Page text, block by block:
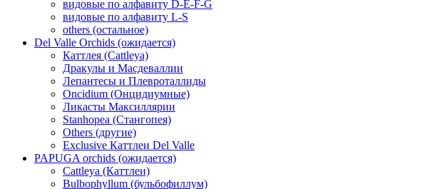
видовые по алфавиту D-E-F-G
видовые по алфавиту L-S
others (остальное)
Del Valle Orchids (ожидается)
Каттлея (Cattleya)
Дракулы и Масдеваллии
Лепантесы и Плевроталлиды
Oncidium (Онцидиумные)
Ликасты Максиллярии
Stanhopea (Стангопея)
Others (другие)
Exclusive Каттлеи Del Valle
PAPUGA orchids (ожидается)
Cattleya (Каттлеи)
Bulbophyllum (бульбофиллум)